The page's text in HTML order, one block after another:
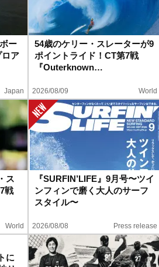
ー
ロア
Japan
54歳のケリー・スレーターが9
ポイントライド！CT第7戦
『Outerknown…
2026/08/09 World
ス
戦
World
『SURFIN’LIFE』9月号〜ツイ
ンフィンで磨く大人のサーフ
スタイル〜
2026/08/08 Press release
ースタイル
ャパン